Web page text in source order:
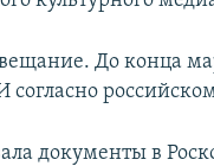
До конца
документы в